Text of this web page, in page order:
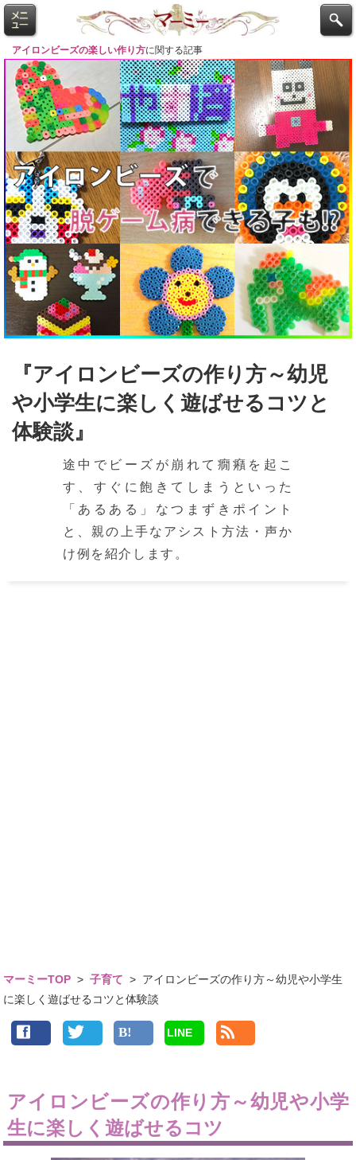
アイロンビーズの楽しい作り方に関する記事
『アイロンビーズの作り方～幼児
や小学生に楽しく遊ばせるコツと
体験談』
途中でビーズが崩れて癇癪を起こ
す、すぐに飽きてしまうといった
「あるある」なつまずきポイント
と、親の上手なアシスト方法・声か
け例を紹介します。
マーミーTOP >子育て > アイロンビーズの作り方～幼児や小学生
に楽しく遊ばせるコツと体験談
LINE
アイロンビーズの作り方～幼児や小学
生に楽しく遊ばせるコツ